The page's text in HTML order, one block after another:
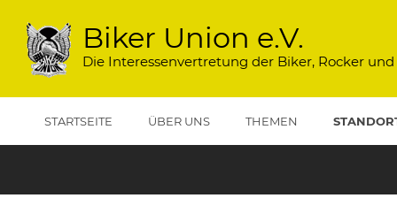
Inhalt
Biker Union e.V.
Die Interessenvertretung der Biker, Rocker
STARTSEITE ÜBER UNS THEMEN